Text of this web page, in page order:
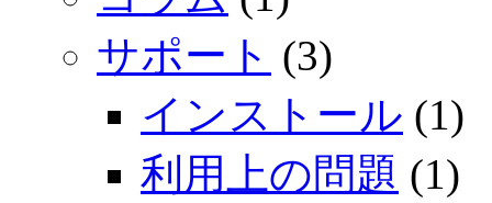
サポート (3)
インストール (1)
利用上の問題 (1)